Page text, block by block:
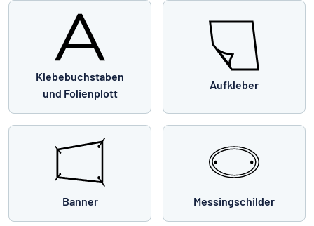
Klebebuchstaben
und Folienplott
Aufkleber
Banner Messingschilder